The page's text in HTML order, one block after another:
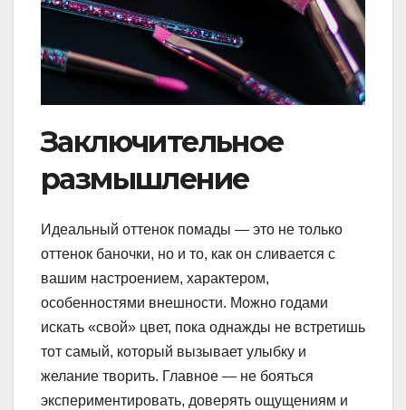
Заключительное
размышление
Идеальный оттенок помады — это не только
оттенок баночки, но и то, как он сливается с
вашим настроением, характером,
особенностями внешности. Можно годами
искать «свой» цвет, пока однажды не встретишь
тот самый, который вызывает улыбку и
желание творить. Главное — не бояться
экспериментировать, доверять ощущениям и